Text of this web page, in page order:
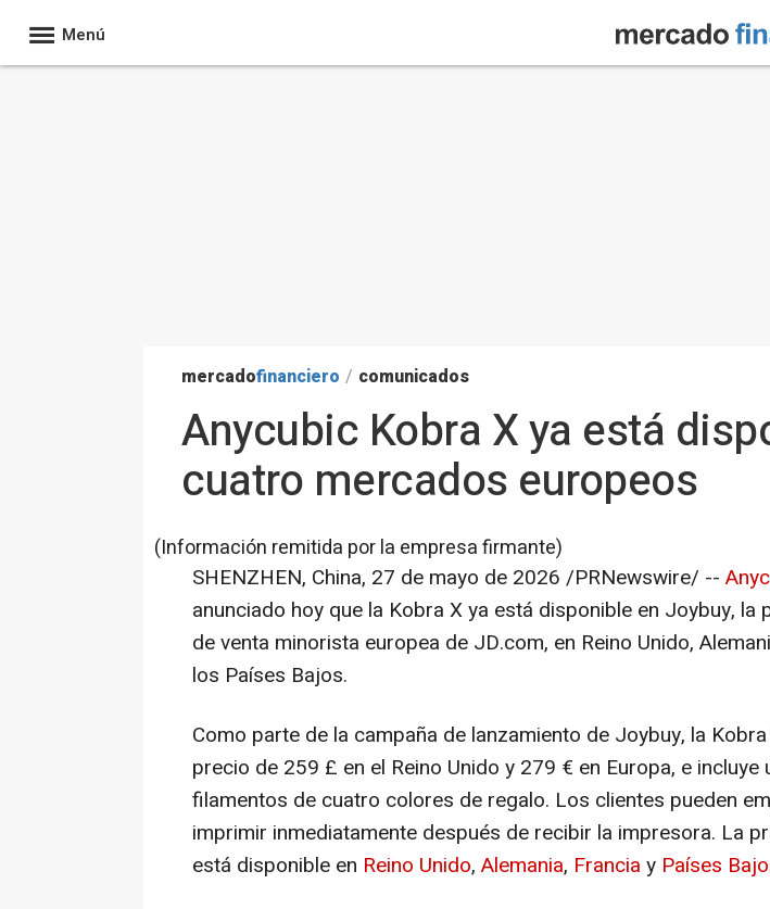
Menú
mercadofinanciero / comunicados
Anycubic Kobra X ya está
cuatro mercados europeos
(Información remitida por la empresa firmante)
SHENZHEN, China, 27 de mayo de 2026 /PRNewswire/ --
anunciado hoy que la Kobra X ya está disponible en Joybuy, la
de venta minorista europea de JD.com, en Reino Unido,
los Países Bajos.
Como parte de la campaña de lanzamiento de Joybuy, la
precio de 259 £ en el Reino Unido y 279 € en Europa, e incluye
filamentos de cuatro colores de regalo. Los clientes pueden
imprimir inmediatamente después de recibir la impresora. La
está disponible en Reino Unido, Alemania, Francia y Países